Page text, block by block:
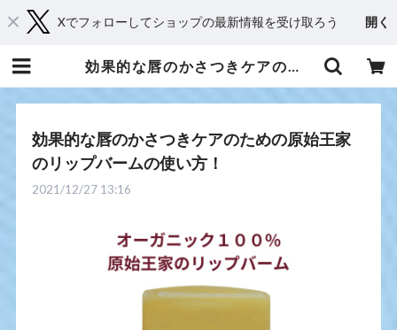
Xでフォローしてショップの最新情報を受け取ろう 開く
効果的な唇のかさつきケアのための原始王家のリップバームの使い方！ | 京都からメディカルアロマとハーブであなたに癒しと笑顔をお届け・Shop 桂（kei）
効果的な唇のかさつきケアのための原始王家
のリップバームの使い方！
2021/12/27 13:16